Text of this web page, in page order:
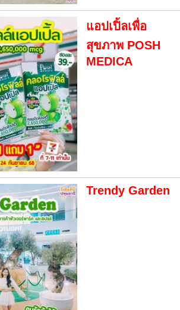
แอปเปิ้ลเพื่อ
สุขภาพ POSH
MEDICA
Trendy Garden